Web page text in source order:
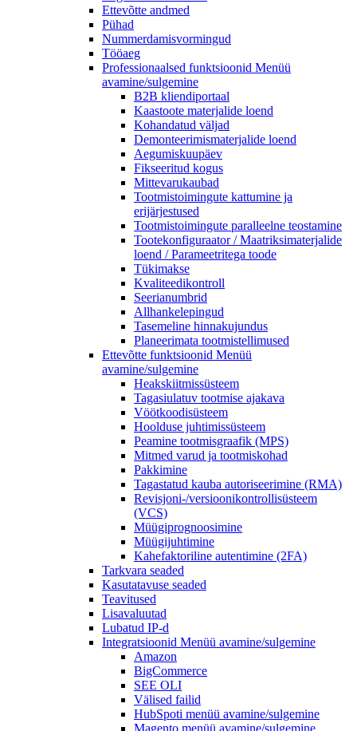
Ettevõtte andmed
Pühad
Nummerdamisvormingud
Tööaeg
Professionaalsed funktsioonid Menüü
avamine/sulgemine
B2B kliendiportaal
Kaastoote materjalide loend
Kohandatud väljad
Demonteerimismaterjalide loend
Aegumiskuupäev
Fikseeritud kogus
Mittevarukaubad
Tootmistoimingute kattumine ja
erijärjestused
Tootmistoimingute paralleelne teostamine
Tootekonfiguraator / Maatriksimaterjalide
loend / Parameetritega toode
Tükimakse
Kvaliteedikontroll
Seerianumbrid
Allhankelepingud
Tasemeline hinnakujundus
Planeerimata tootmistellimused
Ettevõtte funktsioonid Menüü
avamine/sulgemine
Heakskiitmissüsteem
Tagasiulatuv tootmise ajakava
Vöötkoodisüsteem
Hoolduse juhtimissüsteem
Peamine tootmisgraafik (MPS)
Mitmed varud ja tootmiskohad
Pakkimine
Tagastatud kauba autoriseerimine (RMA)
Revisjoni-/versioonikontrollisüsteem
(VCS)
Müügiprognoosimine
Müügijuhtimine
Kahefaktoriline autentimine (2FA)
Tarkvara seaded
Kasutatavuse seaded
Teavitused
Lisavaluutad
Lubatud IP-d
Integratsioonid Menüü avamine/sulgemine
Amazon
BigCommerce
SEE OLI
Välised failid
HubSpoti menüü avamine/sulgemine
Magento menüü avamine/sulgemine